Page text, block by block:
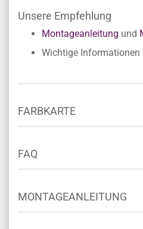
Unsere Empfehlung
Montageanleitung und
Wichtige Informationen
FARBKARTE
FAQ
MONTAGEANLEITUNG